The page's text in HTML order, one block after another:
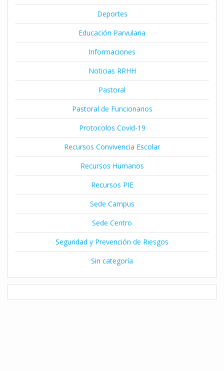
Deportes
Educación Parvularia
Informaciones
Noticias RRHH
Pastoral
Pastoral de Funcionarios
Protocolos Covid-19
Recursos Convivencia Escolar
Recursos Humanos
Recursos PIE
Sede Campus
Sede Centro
Seguridad y Prevención de Riesgos
Sin categoría